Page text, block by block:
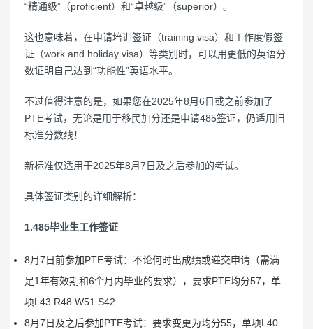
“精通级”（proficient）和“卓越级”（superior）。
这也意味着，在申请培训签证（training visa）和工作度假签
证（work and holiday visa）等类别时，可以用更低的英语分
数证明自己达到“功能性”英语水平。
不过值得注意的是，如果您在2025年8月6日或之前参加了
PTE考试，无论是用于移民加分还是申请485签证，仍适用旧
标准分数线！
新标准仅适用于2025年8月7日及之后参加的考试。
具体签证类别的详细解析：
1.485毕业生工作签证
8月7日前参加PTE考试：不论何时出成绩或递交申请（需满
足1年有效期和6个月内毕业的要求），要求PTE均分57，单
项L43 R48 W51 S42
8月7日及之后参加PTE考试：要求变更为均分55，单项L40